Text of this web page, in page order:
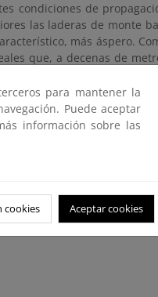
condiciones de
las laderas de monte
más áspero.
que, a decenas de
para mantener la
Puede aceptar
información sobre las
cookies Aceptar cookies